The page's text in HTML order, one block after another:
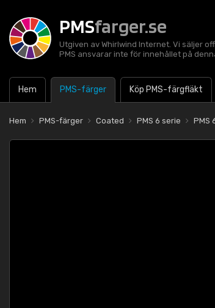
PMSfarger.se
Utgiven av Whirlwind Internet. Vi säljer
PMS ansvarar inte för innehållet på
Hem PMS-färger Köp PMS-färgfläkt
Hem PMS-färger Coated PMS 6 serie PMS